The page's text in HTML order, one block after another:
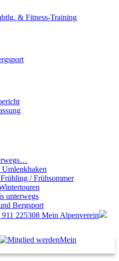
& Fitness-Training
Umlenkhaken
/ Frühsommer
unterwegs
Bergsport
911 225308 Mein Alpenverein
Mein